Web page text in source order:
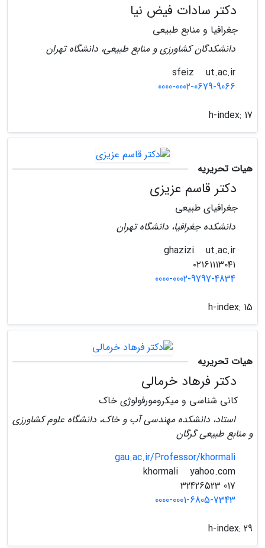
دکتر سادات فیض نیا
جغرافیا و منابع طبیعی
دانشکدگان کشاورزی و منابع طبیعی، دانشگاه تهران
ut.ac.ir
0000-0002-0679-9066
h-index: 17
هیات تحریریه
دکتر قاسم عزیزی
جغرافیای طبیعی
دانشکده جغرافیا، دانشگاه تهران
ut.ac.ir
0000-0002-9797-4834
h-index: 15
هیات تحریریه
دکتر فرهاد خرمالی
کانی شناسی و میکرومورفولوژی خاک
استاد، دانشکده مهندسی آب و خاک، دانشگاه علوم کشاورزی
و منابع طبیعی گرگان
gau.ac.ir/Professor/khormali
yahoo.com
0000-0001-6805-7343
h-index: 29